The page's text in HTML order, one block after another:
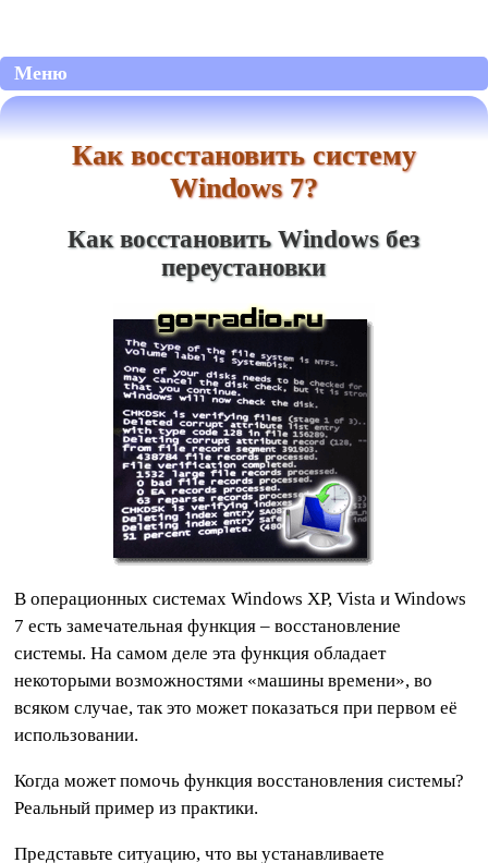
Меню
Как восстановить систему
Windows 7?
Как восстановить Windows без
переустановки
В операционных системах Windows XP, Vista и Windows
7 есть замечательная функция – восстановление
системы. На самом деле эта функция обладает
некоторыми возможностями «машины времени», во
всяком случае, так это может показаться при первом её
использовании.
Когда может помочь функция восстановления системы?
Реальный пример из практики.
Представьте ситуацию, что вы устанавливаете